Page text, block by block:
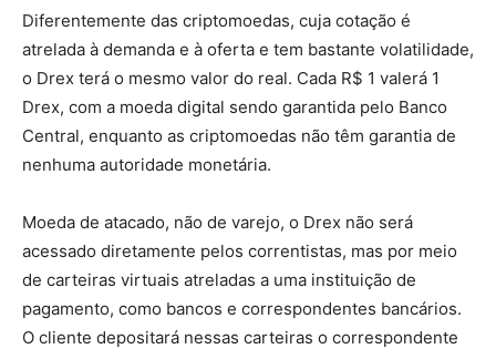
Diferentemente das criptomoedas, cuja cotação é
atrelada à demanda e à oferta e tem bastante volatilidade,
o Drex terá o mesmo valor do real. Cada R$ 1 valerá 1
Drex, com a moeda digital sendo garantida pelo Banco
Central, enquanto as criptomoedas não têm garantia de
nenhuma autoridade monetária.
Moeda de atacado, não de varejo, o Drex não será
acessado diretamente pelos correntistas, mas por meio
de carteiras virtuais atreladas a uma instituição de
pagamento, como bancos e correspondentes bancários.
O cliente depositará nessas carteiras o correspondente